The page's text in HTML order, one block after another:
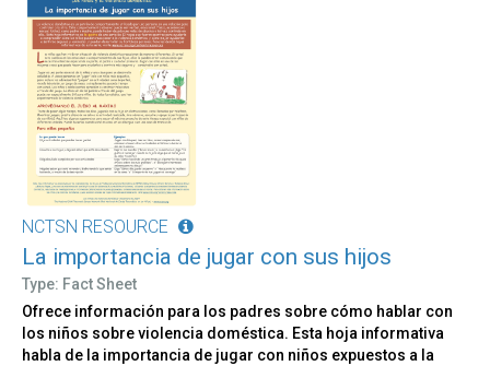
NCTSN RESOURCE
La importancia de jugar con sus hijos
Type: Fact Sheet
Ofrece información para los padres sobre cómo hablar con
los niños sobre violencia doméstica. Esta hoja informativa
habla de la importancia de jugar con niños expuestos a la